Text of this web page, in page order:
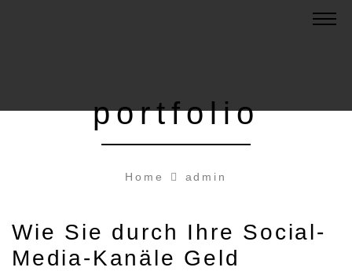
portfolio
Home admin
Wie Sie durch Ihre Social-
Media-Kanäle Geld